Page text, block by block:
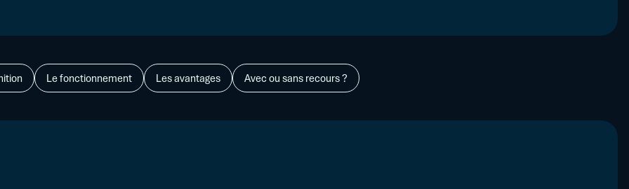
LBO, M&A, Carve-out, Restructuring...
FAQ
Le fonctionnement Les avantages Avec ou sans recours ?